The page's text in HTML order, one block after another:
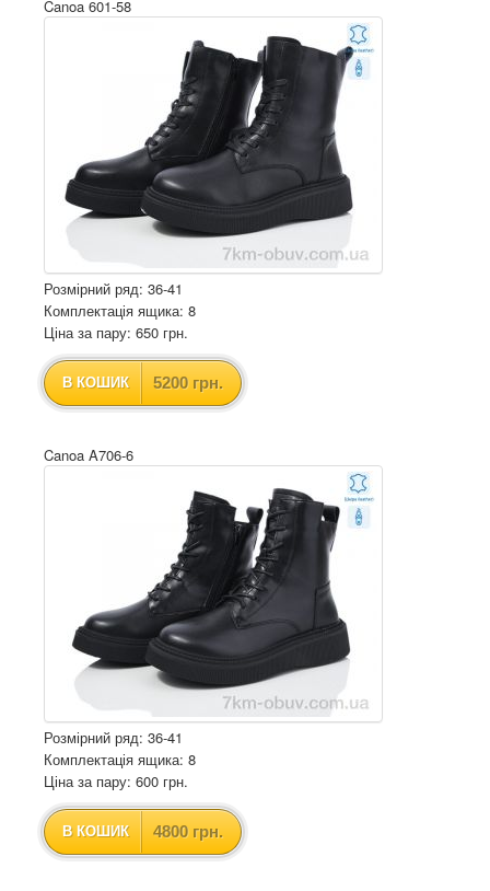
Canoa 601-58
Розмірний ряд: 36-41
Комплектація ящика: 8
Ціна за пару: 650 грн.
В КОШИК 5200 грн.
Canoa A706-6
Розмірний ряд: 36-41
Комплектація ящика: 8
Ціна за пару: 600 грн.
В КОШИК 4800 грн.